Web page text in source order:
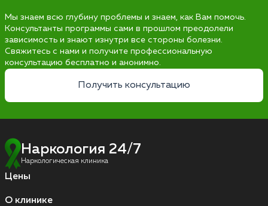
Мы знаем всю глубину проблемы и знаем, как Вам помочь.
Консультанты программы сами в прошлом преодолели
зависимость и знают изнутри все стороны болезни.
Свяжитесь с нами и получите профессиональную
консультацию бесплатно и анонимно.
Получить консультацию
Наркология 24/7
Наркологическая клиника
Цены
О клинике